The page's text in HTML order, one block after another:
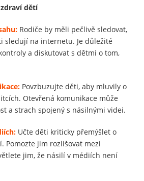
dětí
Rodiče by měli pečlivě sledovat,
sledují na internetu. Je důležité
a diskutovat s dětmi o tom,
Povzbuzujte děti, aby mluvily o
Otevřená komunikace může
a strach spojený s násilnými videi.
Učte děti kriticky přemýšlet o
Pomozte jim rozlišovat mezi
jim, že násilí v médiích není